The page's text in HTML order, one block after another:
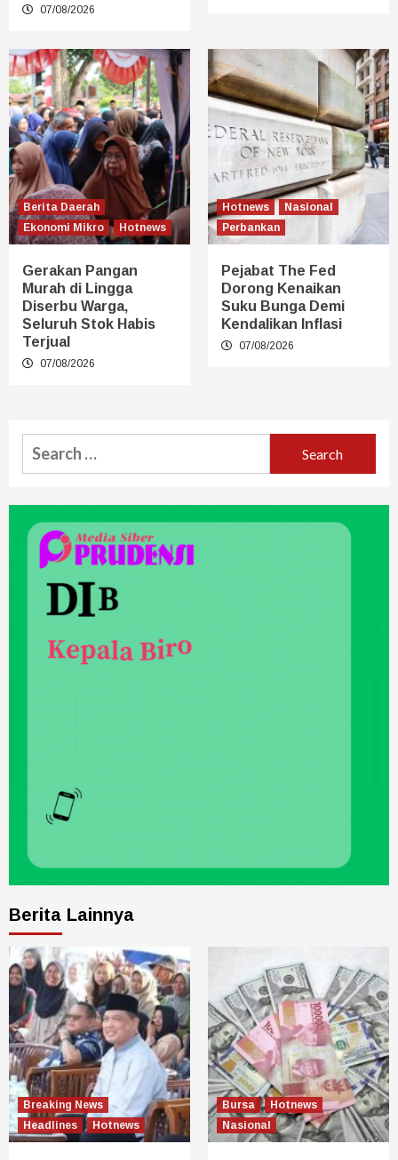
07/08/2026
Berita Daerah
Ekonomi Mikro
Hotnews
Gerakan Pangan
Murah di Lingga
Diserbu Warga,
Seluruh Stok Habis
Terjual
07/08/2026
Hotnews
Nasional
Perbankan
Pejabat The Fed
Dorong Kenaikan
Suku Bunga Demi
Kendalikan Inflasi
07/08/2026
Berita Lainnya
Breaking News
Headlines
Hotnews
Bursa
Hotnews
Nasional